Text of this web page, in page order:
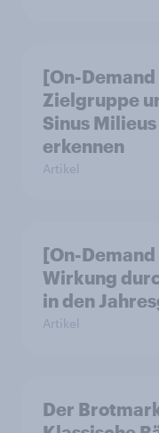
[On-
Zielgruppe
Sinus
erkennen
Artikel
[On-
Wirkung
in den
Artikel
Der